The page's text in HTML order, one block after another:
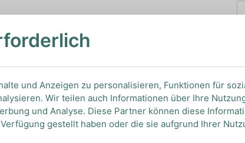
Aromen optimal wahrnehmen zu können.
und Anzeigen zu personalisieren, Funktionen für
Wir teilen auch Informationen über Ihre
und Analyse. Diese Partner können diese
gestellt haben oder die sie aufgrund Ihrer